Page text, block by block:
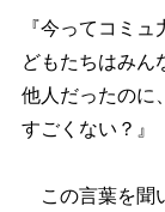
『今ってコミ
どもたちはみん
他人だったのに
すごくない？』
この言葉を聞